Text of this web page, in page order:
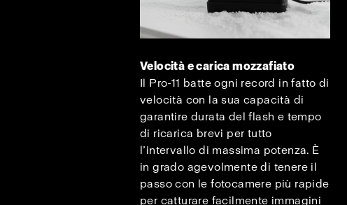
Velocità e carica mozzafiato
Il Pro-11 batte ogni record in fatto di
velocità con la sua capacità di
garantire durata del flash e tempo
di ricarica brevi per tutto
l’intervallo di massima potenza. È
in grado agevolmente di tenere il
passo con le fotocamere più rapide
per catturare facilmente immagini